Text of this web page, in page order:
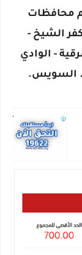
تضم محافظات
الشيخ -
- الوادي
. السويس.